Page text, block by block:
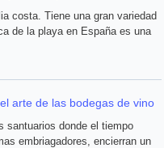
costa. Tiene una gran variedad
de la playa en España es una
arte de las bodegas de vino
santuarios donde el tiempo
embriagadores, encierran un